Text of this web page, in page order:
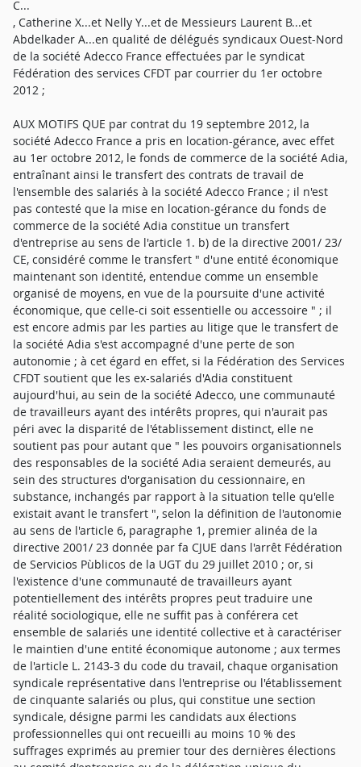
C...
, Catherine X...et Nelly Y...et de Messieurs Laurent B...et
Abdelkader A...en qualité de délégués syndicaux Ouest-Nord
de la société Adecco France effectuées par le syndicat
Fédération des services CFDT par courrier du 1er octobre
2012 ;
AUX MOTIFS QUE par contrat du 19 septembre 2012, la
société Adecco France a pris en location-gérance, avec effet
au 1er octobre 2012, le fonds de commerce de la société Adia,
entraînant ainsi le transfert des contrats de travail de
l'ensemble des salariés à la société Adecco France ; il n'est
pas contesté que la mise en location-gérance du fonds de
commerce de la société Adia constitue un transfert
d'entreprise au sens de l'article 1. b) de la directive 2001/ 23/
CE, considéré comme le transfert " d'une entité économique
maintenant son identité, entendue comme un ensemble
organisé de moyens, en vue de la poursuite d'une activité
économique, que celle-ci soit essentielle ou accessoire " ; il
est encore admis par les parties au litige que le transfert de
la société Adia s'est accompagné d'une perte de son
autonomie ; à cet égard en effet, si la Fédération des Services
CFDT soutient que les ex-salariés d'Adia constituent
aujourd'hui, au sein de la société Adecco, une communauté
de travailleurs ayant des intérêts propres, qui n'aurait pas
péri avec la disparité de l'établissement distinct, elle ne
soutient pas pour autant que " les pouvoirs organisationnels
des responsables de la société Adia seraient demeurés, au
sein des structures d'organisation du cessionnaire, en
substance, inchangés par rapport à la situation telle qu'elle
existait avant le transfert ", selon la définition de l'autonomie
au sens de l'article 6, paragraphe 1, premier alinéa de la
directive 2001/ 23 donnée par fa CJUE dans l'arrêt Fédération
de Servicios Pùblicos de la UGT du 29 juillet 2010 ; or, si
l'existence d'une communauté de travailleurs ayant
potentiellement des intérêts propres peut traduire une
réalité sociologique, elle ne suffit pas à conférera cet
ensemble de salariés une identité collective et à caractériser
le maintien d'une entité économique autonome ; aux termes
de l'article L. 2143-3 du code du travail, chaque organisation
syndicale représentative dans l'entreprise ou l'établissement
de cinquante salariés ou plus, qui constitue une section
syndicale, désigne parmi les candidats aux élections
professionnelles qui ont recueilli au moins 10 % des
suffrages exprimés au premier tour des dernières élections